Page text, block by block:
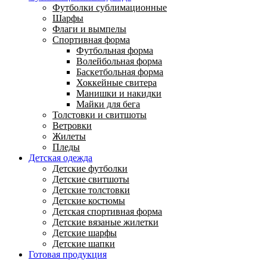
Футболки сублимационные
Шарфы
Флаги и вымпелы
Спортивная форма
Футбольная форма
Волейбольная форма
Баскетбольная форма
Хоккейные свитера
Манишки и накидки
Майки для бега
Толстовки и свитшоты
Ветровки
Жилеты
Пледы
Детская одежда
Детские футболки
Детские свитшоты
Детские толстовки
Детские костюмы
Детская спортивная форма
Детские вязаные жилетки
Детские шарфы
Детские шапки
Готовая продукция